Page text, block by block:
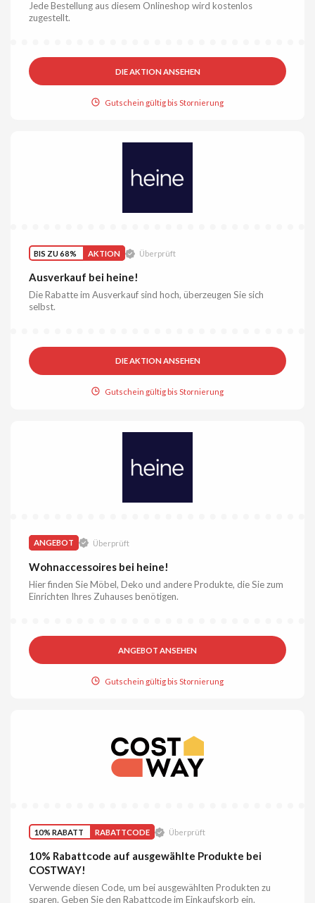
Jede Bestellung aus diesem Onlineshop wird kostenlos
zugestellt.
DIE AKTION ANSEHEN
Gutschein gültig bis Stornierung
BIS ZU 68% AKTION Überprüft
Ausverkauf bei heine!
Die Rabatte im Ausverkauf sind hoch, überzeugen Sie sich
selbst.
DIE AKTION ANSEHEN
Gutschein gültig bis Stornierung
ANGEBOT Überprüft
Wohnaccessoires bei heine!
Hier finden Sie Möbel, Deko und andere Produkte, die Sie zum
Einrichten Ihres Zuhauses benötigen.
ANGEBOT ANSEHEN
Gutschein gültig bis Stornierung
10% RABATT RABATTCODE Überprüft
10% Rabattcode auf ausgewählte Produkte bei
COSTWAY!
Verwende diesen Code, um bei ausgewählten Produkten zu
sparen. Geben Sie den Rabattcode im Einkaufskorb ein.